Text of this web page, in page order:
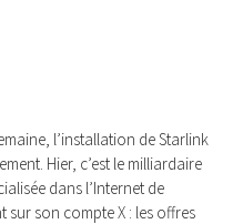
l’installation de Starlink
Hier, c’est le milliardaire
dans l’Internet de
sur son compte X : les offres